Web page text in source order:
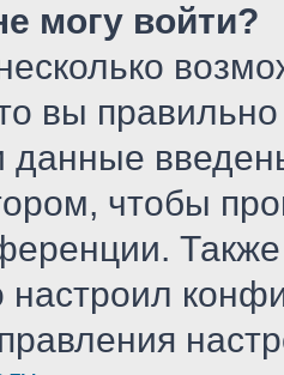
могу войти?
вы
данные
чтобы
настроил